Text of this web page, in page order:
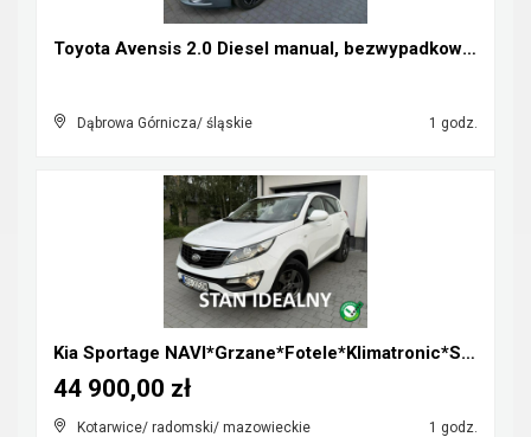
Toyota Avensis 2.0 Diesel manual, bezwypadkowa, za...
Dąbrowa Górnicza/ śląskie 1 godz.
Kia Sportage NAVI*Grzane*Fotele*Klimatronic*Serwis...
Kotarwice/ radomski/ mazowieckie 1 godz.
44 900,00 zł